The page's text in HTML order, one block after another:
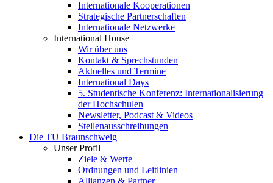
Internationale Kooperationen
Strategische Partnerschaften
Internationale Netzwerke
International House
Wir über uns
Kontakt & Sprechstunden
Aktuelles und Termine
International Days
5. Studentische Konferenz: Internationalisierung
der Hochschulen
Newsletter, Podcast & Videos
Stellenausschreibungen
Die TU Braunschweig
Unser Profil
Ziele & Werte
Ordnungen und Leitlinien
Allianzen & Partner